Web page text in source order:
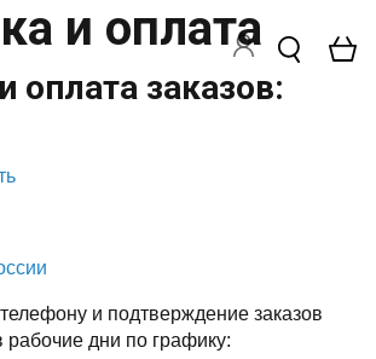
и оплата
оплата заказов:
и подтверждение заказов
рабочие дни по графику: